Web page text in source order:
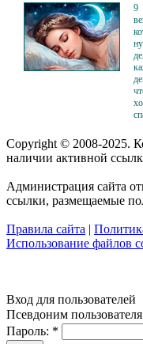
9
Copyright © 2008-2025.
наличии активной
Администрация сайта
ссылки, размещаемые
Правила сайта |
Использование файлов
Вход для пользователей
Псевдоним
Пароль: *